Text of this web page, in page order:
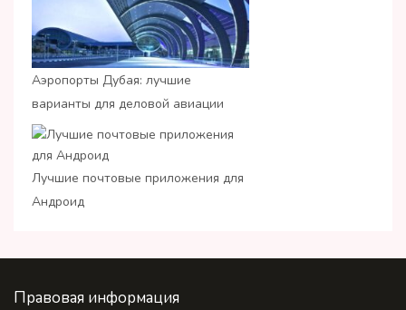
Аэропорты Дубая: лучшие
варианты для деловой авиации
Лучшие почтовые приложения для
Андроид
Правовая информация